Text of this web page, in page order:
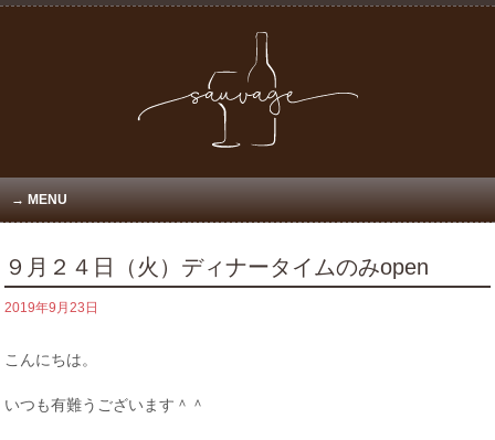
MENU
９月２４日（火）ディナータイムのみopen
2019年9月23日
こんにちは。
いつも有難うございます＾＾